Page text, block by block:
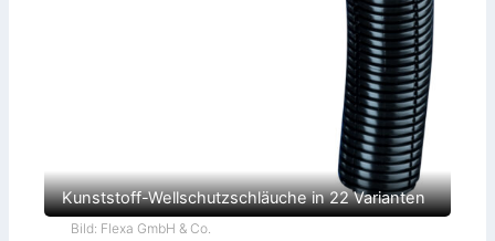
Kunststoff-Wellschutzschläuche in 22 Varianten
Bild: Flexa GmbH & Co.